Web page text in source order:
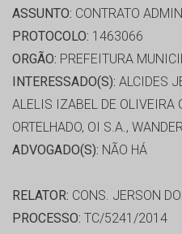
ASSUNTO: CONTRATO
PROTOCOLO: 1463066
ORGÃO: PREFEITURA
INTERESSADO(S): ALCIDES
ALELIS IZABEL DE OLIVEIRA
ORTELHADO, OI S.A.,
ADVOGADO(S): NÃO HÁ
RELATOR: CONS. JERSON
PROCESSO: TC/5241/2014